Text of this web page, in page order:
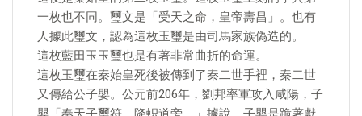
一枚也不同。璽文是「受天之命，皇帝壽昌」。也有
人據此璽文，認為這枚玉璽是由司馬家族偽造的。
這枚藍田玉玉璽也是有著非常曲折的命運。
這枚玉璽在秦始皇死後被傳到了秦二世手裡，秦二世
又傳給公子嬰。公元前206年，劉邦率軍攻入咸陽，子